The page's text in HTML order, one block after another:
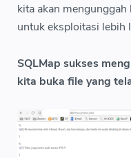
kita akan
untuk eksploitasi lebih
SQLMap sukses
kita buka file yang